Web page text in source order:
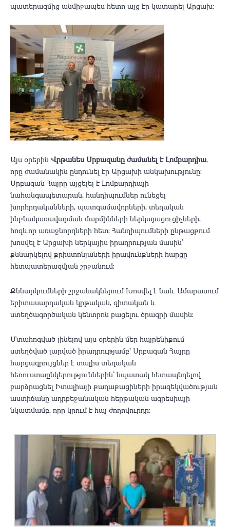
պատերազմից անմիջապես հետո այց էր կատարել Արցախ:
Այս օրերին Վրթանես Սրբազանը ժամանել է Լոմբարդիա,
որը ժամանակին ընդունել էր Արցախի անկախությունը:
Սրբազան Հայրը այցելել է Լոմբարդիայի
նահանգապետարան, հանդիպումներ ունեցել
խորհրդականների, պատգամավորների, տեղական
ինքնակառավարման մարմինների ներկայացուցիչների,
հոգևոր առաջնորդների հետ: Հանդիպումների ընթացքում
խոսվել է Արցախի ներկայիս իրադրության մասին՝
քննարկելով քրիստոնյաների իրավունքների հարցը
հետպատերազմյան շրջանում:
Քննարկումների շրջանակներում Խոսվել է նաև Ամարասում
երիտասարդական կրթական, գիտական և
ստեղծագործական կենտրոն բացելու ծրագրի մասին:
Մտահոգված լինելով այս օրերին մեր հայրենիքում
ստեղծված լարված իրադրությամբ՝ Սրբազան Հայրը
հարցազրույցներ է տալիս տեղական
հեռուստաընկերություններին՝ նպատակ հետապնդելով
բարձրացնել Իտալիայի քաղաքացիների իրազեկվածության
աստիճանը ադրբեջանական հերթական ագրեսիայի
նկատմամբ, որը կրում է հայ ժողովուրդը: